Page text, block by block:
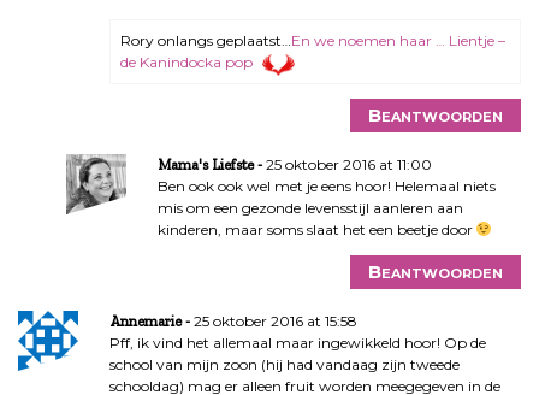
Rory onlangs geplaatst… En we noemen haar … Lientje –
de Kanindocka pop
Beantwoorden
Mama's Liefste
25 oktober 2016 at 11:00
Ben ook ook wel met je eens hoor! Helemaal niets
mis om een gezonde levensstijl aanleren aan
kinderen, maar soms slaat het een beetje door
Beantwoorden
Annemarie
25 oktober 2016 at 15:58
Pff, ik vind het allemaal maar ingewikkeld hoor! Op de
school van mijn zoon (hij had vandaag zijn tweede
schooldag) mag er alleen fruit worden meegegeven in de